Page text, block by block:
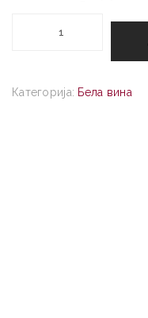
је
Шардоне
Категорија: Бела вина